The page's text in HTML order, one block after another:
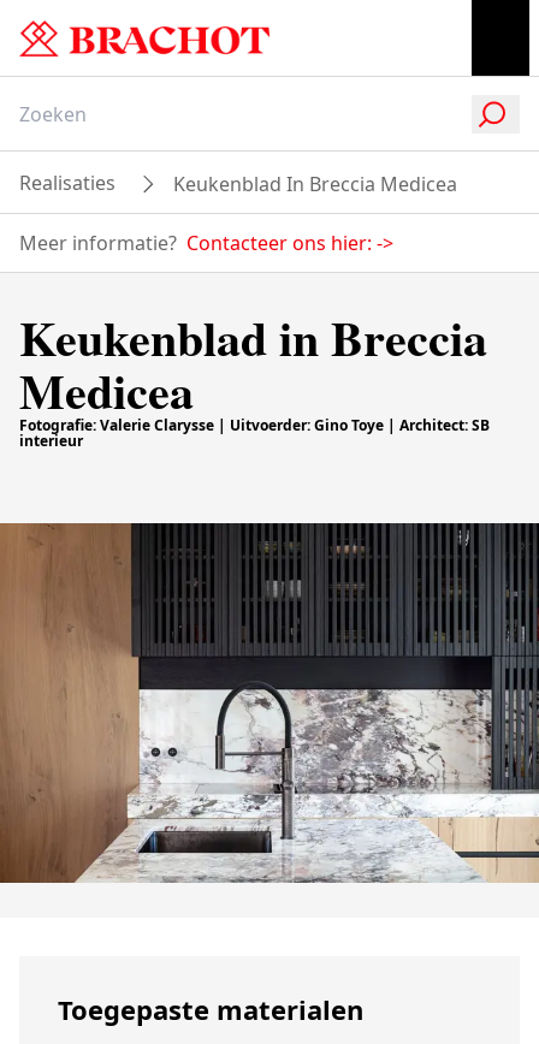
Realisaties Keukenblad In Breccia Medicea
Meer informatie? Contacteer ons hier: ->
Keukenblad in Breccia
Medicea
Fotografie: Valerie Clarysse | Uitvoerder: Gino Toye | Architect: SB
interieur
Toegepaste materialen